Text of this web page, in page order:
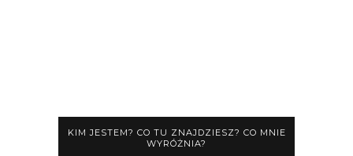
KIM JESTEM? CO TU ZNAJDZIESZ? CO MNIE
WYRÓŻNIA?